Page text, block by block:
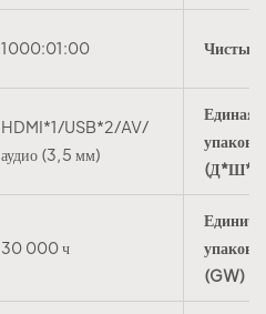
1000:01:00 Чистый
HDMI*1/USB*2/AV/
аудио (3,5 мм)
Единая
30 000 ч
(GW)